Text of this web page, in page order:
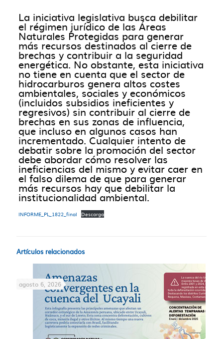
La iniciativa legislativa busca debilitar
el régimen jurídico de las Áreas
Naturales Protegidas para generar
más recursos destinados al cierre de
brechas y contribuir a la seguridad
energética. No obstante, esta iniciativa
no tiene en cuenta que el sector de
hidrocarburos genera altos costes
ambientales, sociales y económicos
(incluidos subsidios ineficientes y
regresivos) sin contribuir al cierre de
brechas en sus zonas de influencia,
que incluso en algunos casos han
incrementado. Cualquier intento de
debatir sobre la promoción del sector
debe abordar cómo resolver las
ineficiencias del mismo y evitar caer en
el falso dilema de que para generar
más recursos hay que debilitar la
institucionalidad ambiental.
INFORME_PL_1822_final Descarga
Artículos relacionados
agosto 6, 2026